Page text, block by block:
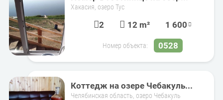
Хакасия, озеро Тус
2 12 m² 1 600
Номер объекта: 0528
Коттедж на озере Чебакуль...
Челябинская область, озеро Чебакуль